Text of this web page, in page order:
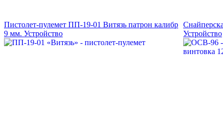
Пистолет-пулемет ПП-19-01 Витязь патрон калибр
9 мм. Устройство
Устройство